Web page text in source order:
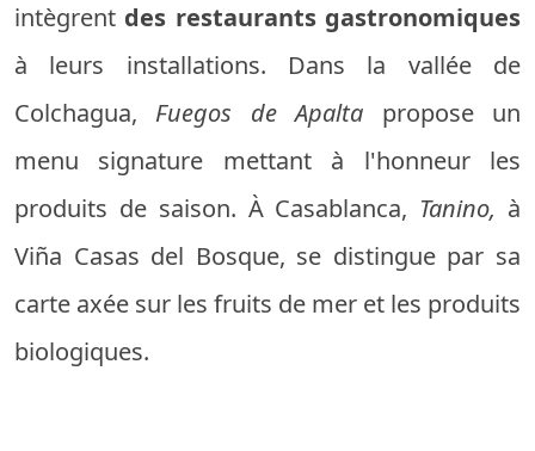
intègrent des restaurants gastronomiques
à leurs installations. Dans la vallée de
Colchagua, Fuegos de Apalta propose un
menu signature mettant à l'honneur les
produits de saison. À Casablanca, Tanino, à
Viña Casas del Bosque, se distingue par sa
carte axée sur les fruits de mer et les produits
biologiques.